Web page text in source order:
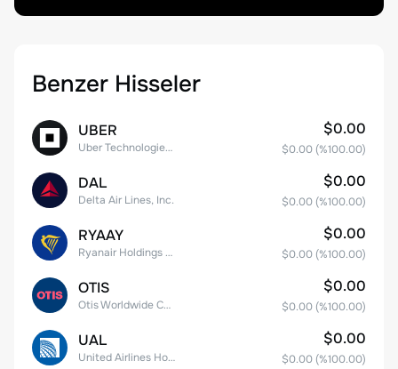
Benzer Hisseler
UBER
Uber Technologies, Inc.
$0.00
$0.00 (%100.00)
DAL
Delta Air Lines, Inc.
$0.00
$0.00 (%100.00)
RYAAY
Ryanair Holdings plc American Depositary Shares
$0.00
$0.00 (%100.00)
OTIS
Otis Worldwide Corporation
$0.00
$0.00 (%100.00)
UAL
United Airlines Holdings, Inc. Common Stock
$0.00
$0.00 (%100.00)